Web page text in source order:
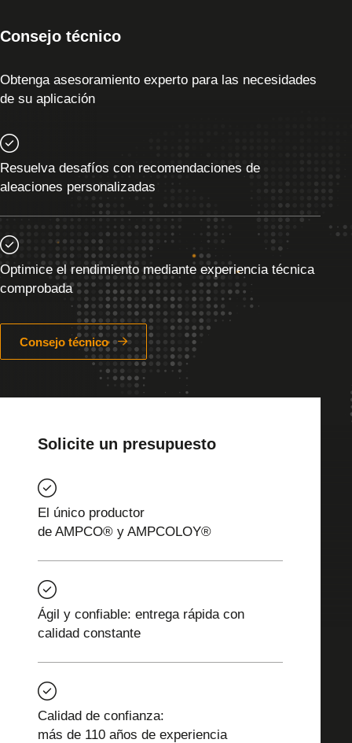
Consejo técnico
Obtenga asesoramiento experto para las necesidades
de su aplicación
Resuelva desafíos con recomendaciones de
aleaciones personalizadas
Optimice el rendimiento mediante experiencia técnica
comprobada
Consejo técnico
Solicite un presupuesto
El único productor
de AMPCO® y AMPCOLOY®
Ágil y confiable: entrega rápida con
calidad constante
Calidad de confianza:
más de 110 años de experiencia